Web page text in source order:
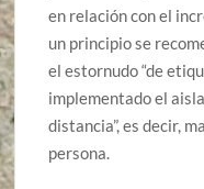
en relación con el
un principio se
el estornudo “de
implementado el
distancia”, es decir,
persona.